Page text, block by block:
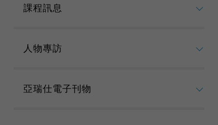
課程訊息
人物專訪
亞瑞仕電子刊物